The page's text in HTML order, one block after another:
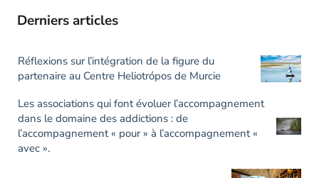
Derniers articles
Réflexions sur l’intégration de la figure du
partenaire au Centre Heliotrópos de Murcie
Les associations qui font évoluer l’accompagnement
dans le domaine des addictions : de
l’accompagnement « pour » à l’accompagnement «
avec ».